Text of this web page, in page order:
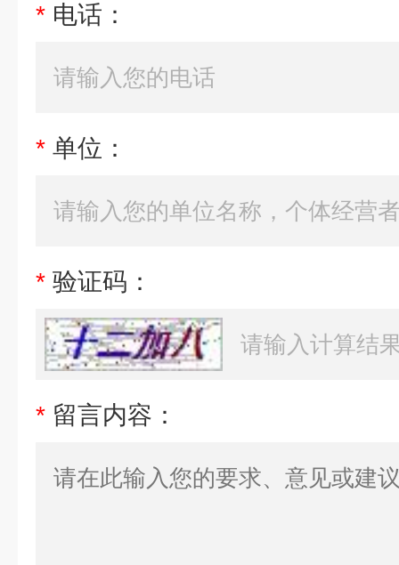
* 电话：
* 单位：
* 验证码：
* 留言内容：